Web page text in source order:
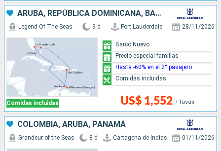
ARUBA, REPÚBLICA DOMINICANA, BAHAMAS, ESTADOS UNIDOS
Comidas incluidas
Legend Of The Seas 9 d Fort Lauderdale 28/11/2026
US$ 1,552 +Tasas
Barco Nuevo
Precio especial familias
Hasta -60% en el 2° pasajero
Comidas incluidas
COLOMBIA, ARUBA, PANAMÁ
Grandeur of the Seas 8 d Cartagena de Indias 01/11/2026